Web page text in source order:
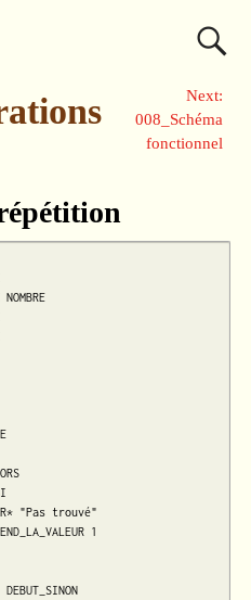
Next:
008_Schéma
fonctionnel